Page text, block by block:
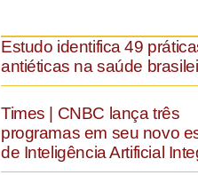
Estudo identifica 49
antiéticas na saúde
Times | CNBC lança três
programas em seu novo
de Inteligência Artificial